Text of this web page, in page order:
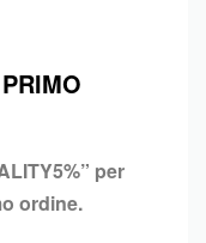
per
ordine.